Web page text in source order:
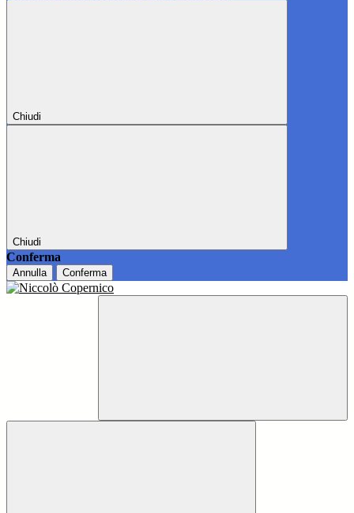
Chiudi
Chiudi
Conferma
Annulla Conferma